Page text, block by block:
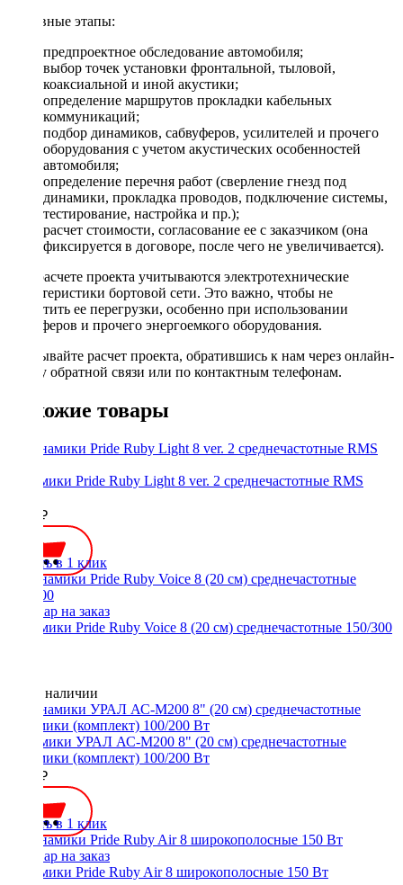
Основные этапы:
предпроектное обследование автомобиля;
выбор точек установки фронтальной, тыловой,
коаксиальной и иной акустики;
определение маршрутов прокладки кабельных
коммуникаций;
подбор динамиков, сабвуферов, усилителей и прочего
оборудования с учетом акустических особенностей
автомобиля;
определение перечня работ (сверление гнезд под
динамики, прокладка проводов, подключение системы,
тестирование, настройка и пр.);
расчет стоимости, согласование ее с заказчиком (она
фиксируется в договоре, после чего не увеличивается).
При расчете проекта учитываются электротехнические
характеристики бортовой сети. Это важно, чтобы не
допустить ее перегрузки, особенно при использовании
сабвуферов и прочего энергоемкого оборудования.
Заказывайте расчет проекта, обратившись к нам через онлайн-
форму обратной связи или по контактным телефонам.
Похожие товары
Динамики Pride Ruby Light 8 ver. 2 среднечастотные RMS
4800 ₽
Купить в 1 клик
Динамики Pride Ruby Voice 8 (20 см) среднечастотные 150/300
Нет в наличии
Динамики УРАЛ АС-М200 8" (20 см) среднечастотные
динамики (комплект) 100/200 Вт
3690 ₽
Купить в 1 клик
Динамики Pride Ruby Air 8 широкополосные 150 Вт